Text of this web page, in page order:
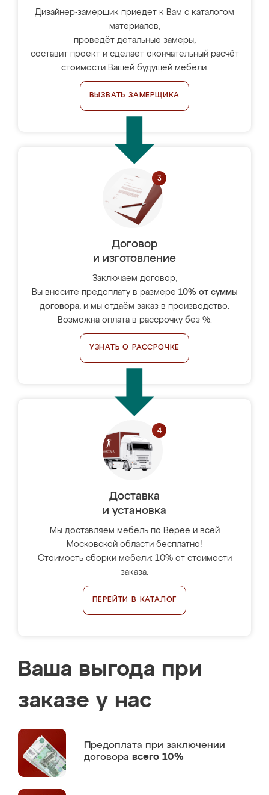
Дизайнер-замерщик приедет к Вам с каталогом
материалов,
проведёт детальные замеры,
составит проект и сделает окончательный расчёт
стоимости Вашей будущей мебели.
ВЫЗВАТЬ ЗАМЕРЩИКА
Договор
и изготовление
Заключаем договор,
Вы вносите предоплату в размере 10% от суммы
договора, и мы отдаём заказ в производство.
Возможна оплата в рассрочку без %.
УЗНАТЬ О РАССРОЧКЕ
Доставка
и установка
Мы доставляем мебель по Верее и всей
Московской области бесплатно!
Стоимость сборки мебели: 10% от стоимости
заказа.
ПЕРЕЙТИ В КАТАЛОГ
Ваша выгода при
заказе у нас
Предоплата при заключении
договора всего 10%